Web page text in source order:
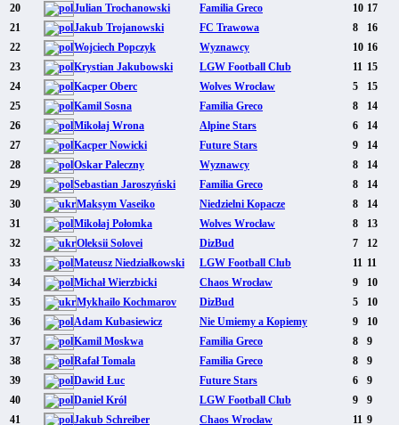
20
Julian Trochanowski Familia Greco 10 17
21
Jakub Trojanowski FC Trawowa 8
16
22
Wojciech Popczyk Wyznawcy 10 16
23
Krystian Jakubowski LGW Football Club 11 15
24
Kacper Oberc Wolves Wrocław 5
15
25
Kamil Sosna Familia Greco 8
14
26
Mikołaj Wrona Alpine Stars 6
14
27
Kacper Nowicki Future Stars 9
14
28
Oskar Paleczny Wyznawcy 8
14
29
Sebastian Jaroszyński Familia Greco 8
14
30
Maksym Vaseiko Niedzielni Kopacze 8
14
31
Mikołaj Połomka Wolves Wrocław 8
13
32
Oleksii Solovei DizBud 7
12
33
Mateusz Niedziałkowski LGW Football Club 11 11
34
Michał Wierzbicki Chaos Wrocław 9
10
35
Mykhailo Kochmarov DizBud 5
10
36
Adam Kubasiewicz Nie Umiemy a Kopiemy 9
10
37
Kamil Moskwa Familia Greco 8
9
38
Rafał Tomala Familia Greco 8
9
39
Dawid Łuc Future Stars 6
9
40
Daniel Król LGW Football Club 9
9
41
Jakub Schreiber Chaos Wrocław 11 9